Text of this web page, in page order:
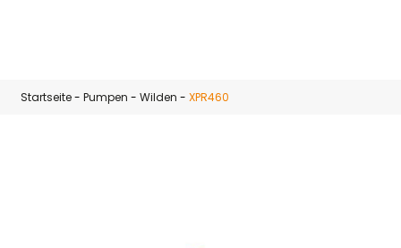
Zum Hauptinhalt springen
Startseite-Pumpen -Wilden -XPR460